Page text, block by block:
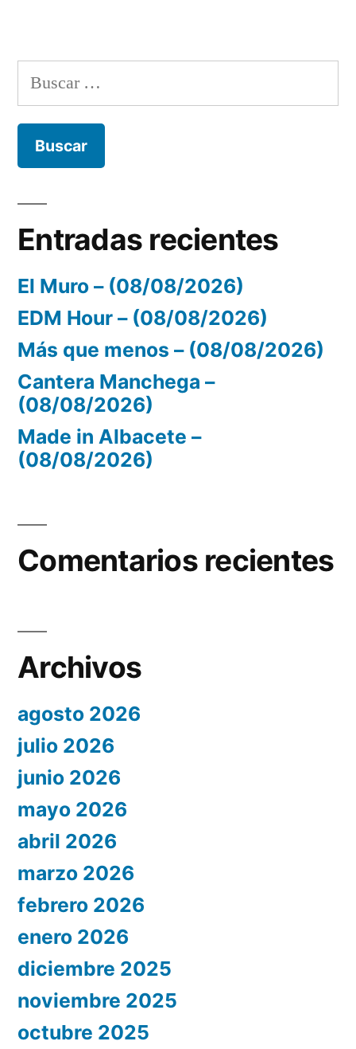
Buscar:
Entradas recientes
El Muro – (08/08/2026)
EDM Hour – (08/08/2026)
Más que menos – (08/08/2026)
Cantera Manchega –
(08/08/2026)
Made in Albacete –
(08/08/2026)
Comentarios recientes
Archivos
agosto 2026
julio 2026
junio 2026
mayo 2026
abril 2026
marzo 2026
febrero 2026
enero 2026
diciembre 2025
noviembre 2025
octubre 2025